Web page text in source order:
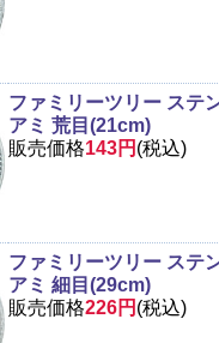
ファミリーツリー ステ
アミ 荒目(21cm)
販売価格143円 (税込)
ファミリーツリー ステ
アミ 細目(29cm)
販売価格226円 (税込)